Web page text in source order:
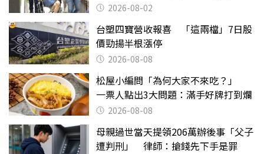
2026-08-02
台塑四寶營收報喜 「這兩檔」7日股
價勁揚半根漲停
2026-08-08
松屋小編問「為何大家不來吃？」
一票人點出3大問題：滿手好牌打到爛
2026-08-08
母親過世當天提領206萬辦後事「父子
遭判刑」 律師：搶錢先下手是罪